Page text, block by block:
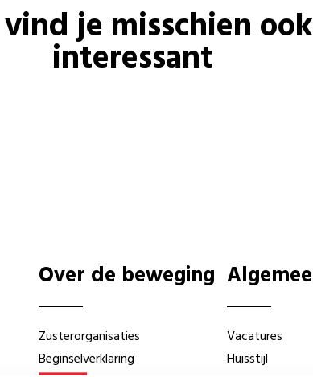
je misschien ook
interessant
Over de beweging
Zusterorganisaties
Beginselverklaring
Vacatures
Huisstijl